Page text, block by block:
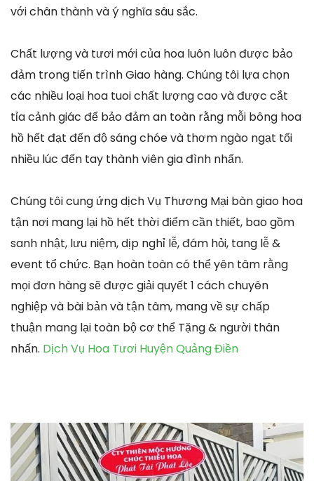
với chân thành và ý nghĩa sâu sắc.
Chất lượng và tươi mới của hoa luôn luôn được bảo
đảm trong tiến trình Giao hàng. Chúng tôi lựa chọn
các nhiều loại hoa tuoi chất lượng cao và được cắt
tỉa cảnh giác để bảo đảm an toàn rằng mỗi bông hoa
hồ hết đạt đến độ sáng chóe và thơm ngào ngạt tối
nhiều lúc đến tay thành viên gia đình nhấn.
Chúng tôi cung ứng dịch Vụ Thương Mại bàn giao hoa
tận nơi mang lại hồ hết thời điểm cần thiết, bao gồm
sanh nhật, lưu niệm, dịp nghỉ lễ, đám hỏi, tang lễ &
event tổ chức. Bạn hoàn toàn có thể yên tâm rằng
mọi đơn hàng sẽ được giải quyết 1 cách chuyên
nghiệp và bài bản và tận tâm, mang về sự chấp
thuận mang lại toàn bộ cơ thể Tặng & người thân
nhấn. Dịch Vụ Hoa Tươi Huyện Quảng Điền